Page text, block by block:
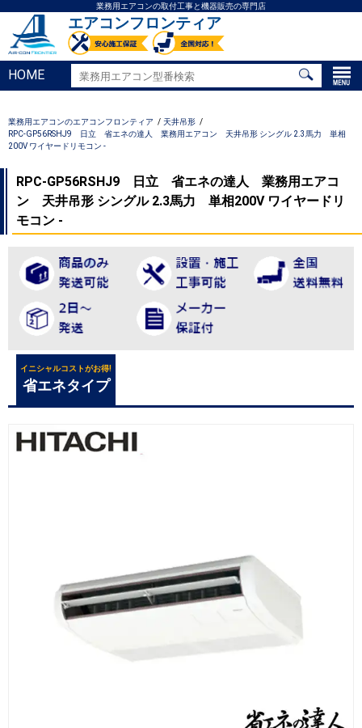
業務用エアコンの取付工事と機器販売の専門店
エアコンフロンティア
HOME
業務用エアコンのエアコンフロンティア
天井吊形
RPC-GP56RSHJ9 日立 省エネの達人 業務用エアコン 天井吊形 シングル 2.3馬力 単相
200V ワイヤードリモコン -
RPC-GP56RSHJ9 日立 省エネの達人 業務用エアコ
ン 天井吊形 シングル 2.3馬力 単相200V ワイヤードリ
モコン -
イニシャルコストがお得!
省エネタイプ